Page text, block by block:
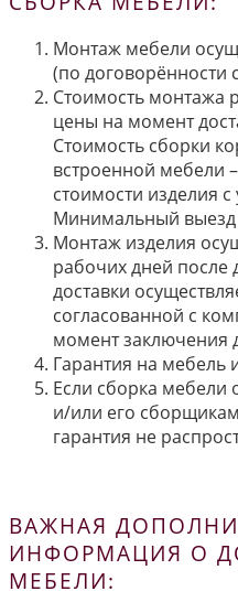
Монтаж мебели
(по договорённости
Стоимость монтажа
цены на момент
Стоимость сборки
встроенной мебели
стоимости изделия с
Минимальный выезд
Монтаж изделия
рабочих дней после
доставки
согласованной с
момент заключения
Гарантия на мебель
Если сборка мебели
и/или его
гарантия не
ВАЖНАЯ
ИНФОРМАЦИЯ О
МЕБЕЛИ: